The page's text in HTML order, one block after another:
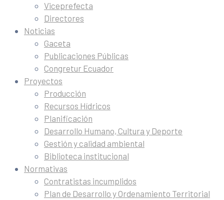
Viceprefecta
Directores
Noticias
Gaceta
Publicaciones Públicas
Congretur Ecuador
Proyectos
Producción
Recursos Hídricos
Planificación
Desarrollo Humano, Cultura y Deporte
Gestión y calidad ambiental
Biblioteca institucional
Normativas
Contratistas incumplidos
Plan de Desarrollo y Ordenamiento Territorial